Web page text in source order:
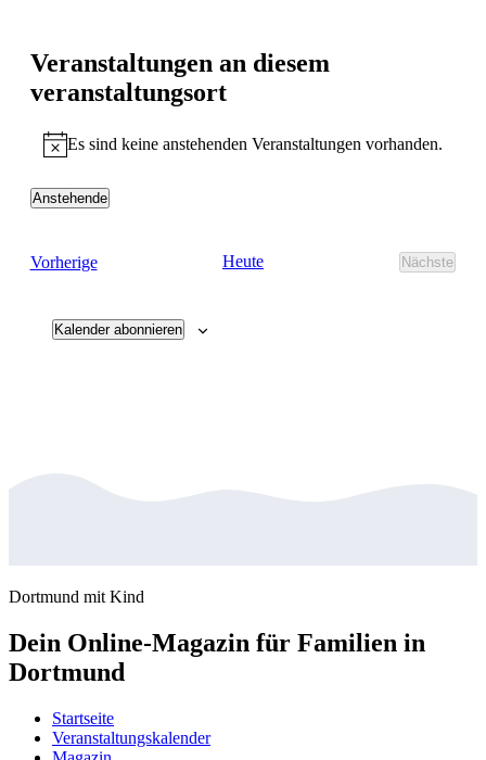
Veranstaltungen an diesem
veranstaltungsort
Hinweis
Es sind keine anstehenden Veranstaltungen vorhanden.
Anstehende
VorherigeVeranstaltungen Heute
Nächste
Kalender abonnieren
Dortmund mit Kind
Dein Online-Magazin für Familien in
Dortmund
Startseite
Veranstaltungskalender